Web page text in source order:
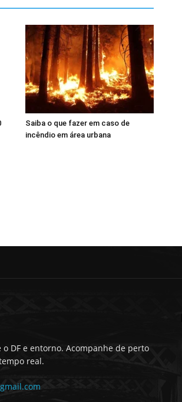
Saiba o que fazer em caso de
incêndio em área urbana
DF e entorno. Acompanhe de perto
real.